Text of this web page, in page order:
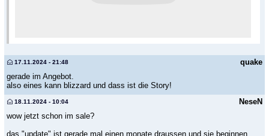
quake
17.11.2024 - 21:48
gerade im Angebot.
also eines kann blizzard und dass ist die Story!
NeseN
18.11.2024 - 10:04
wow jetzt schon im sale?
das "update" ist gerade mal einen monate draussen und sie beginnen